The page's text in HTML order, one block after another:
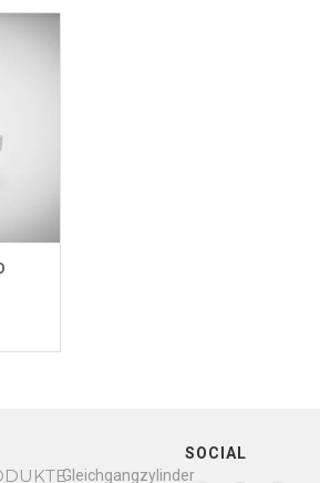
Gleichgangzylinder
SOCIAL